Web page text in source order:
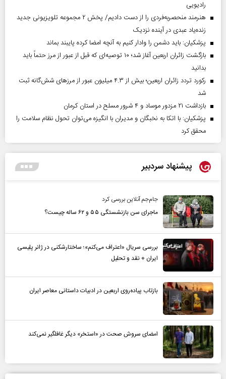
رادیویی
هنرمند منحصر‌به‌فردی را از دست دادیم/ پخش ۲ مجموعه تلویزیونی جدید
زنده‌یاد عبدی در آینده نزدیک
پزشکیان: باید دشمن را وادار کنیم به آنچه امضا کرده پایبند بماند
بازگشت زائران اربعین آغاز شد؛ ۱۰ توصیه‌ای که قبل از عبور از مرز حتماً باید
بدانید
رکورد تردد زائران اربعین؛ بیش از ۴.۳ میلیون عبور از مرزهای شش‌گانه ثبت
شد
بازداشت ۲۱ مزدور موساد و ۴ شرور مسلح در استان کرمان
پزشکیان: با اتکا به نخبگان و مدیران با انگیزه می‌توان تحول نظام سلامت را
محقق کرد
پیشنهاد سردبیر
جام‌جم آنلاین بررسی کرد
ماجرای سن بازنشستگی ۵۵ و ۶۲ ساله چیست؟
بررسی سریال «اعتراف می‌کنم»؛ ساختارشکنی در ژانر پلیسی
ایران + نقد و تحلیل
بازتاب پیاده‌روی اربعین در ادبیات داستانی معاصر ایران
امضای سروش صحت در «استخر» دیگر غافلگیر نمی‌کند